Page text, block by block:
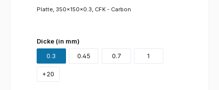
Platte, 350x150x0.3, CFK - Carbon
Dicke (in mm)
0.3
0.45 0.7 1
+20